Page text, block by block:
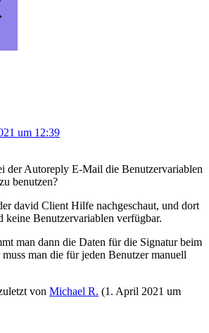
um 12:39
der Autoreply E-Mail die Benutzervariablen
benutzen?
david Client Hilfe nachgeschaut, und dort
keine Benutzervariablen verfügbar.
man dann die Daten für die Signatur beim
man die für jeden Benutzer manuell
von Michael R. (1. April 2021 um